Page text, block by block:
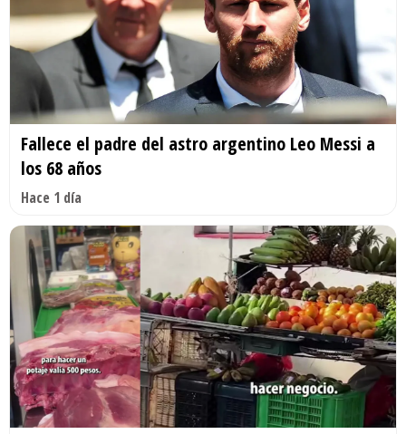
Fallece el padre del astro argentino Leo Messi a
los 68 años
Hace 1 día